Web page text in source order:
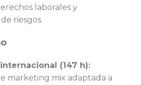
laborales y
riesgos.
(147 h):
marketing mix adaptada a